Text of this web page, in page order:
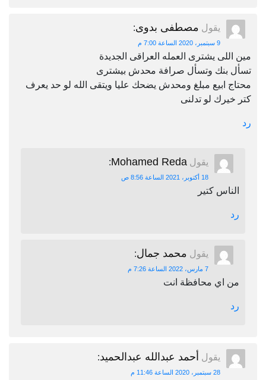
يقول مصطفى بدوى:
9 سبتمبر، 2020 الساعة 7:00 م
مين اللى يشترى العمله العراقى الجديدة
تسأل بنك وتسأل صرافة محدش بيشترى
محتاج ابيع مبلغ ومحدش يضحك عليا ويتقى الله لو حد يعرف
كتر خيرك لو تدلنى
رد
يقول Mohamed Reda
:
18 أكتوبر، 2021 الساعة 8:56 ص
الناس كتير
رد
يقول محمد جمال:
7 مارس، 2022 الساعة 7:26 م
من اي محافظة انت
رد
يقول أحمد عبدالله عبدالحميد:
28 سبتمبر، 2020 الساعة 11:46 م